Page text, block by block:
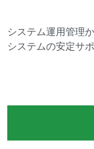
システム運用管理
システムの安定サ